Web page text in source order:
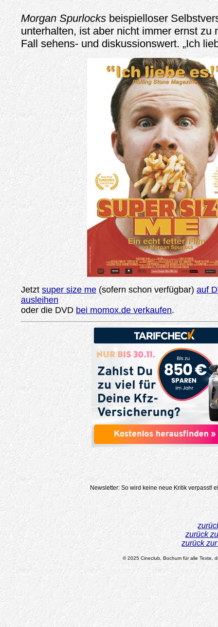
Morgan Spurlocks beispielloser
unterhalten, ist aber nicht immer ernst zu
Fall sehens- und diskussionswert. „Ich
Jetzt super size me (sofern schon verfügbar) auf
ausleihen
oder die DVD bei momox.de verkaufen.
Newsletter: So wird keine neue Kritik verpasst!
zurück
zurück
© 2025 Cineclub, Bochum für alle Texte,